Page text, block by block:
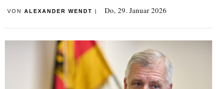
VON ALEXANDER WENDT Do, 29. Januar 2026